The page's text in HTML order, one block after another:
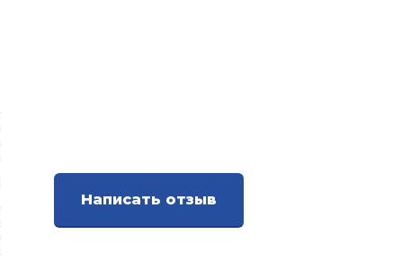
Написать отзыв